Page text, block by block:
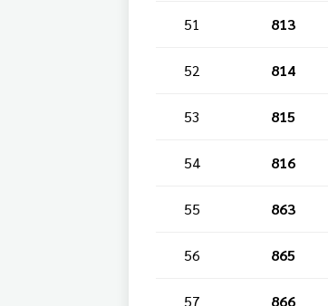
51 813
52 814
53 815
54 816
55 863
56 865
57 866